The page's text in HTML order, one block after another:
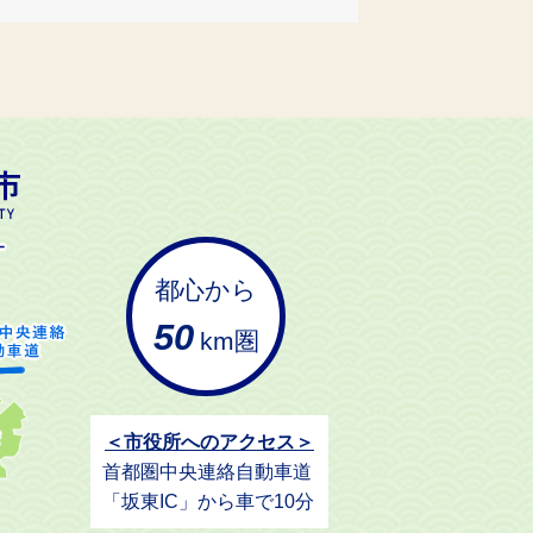
都心から
50 km圏
＜市役所へのアクセス＞
首都圏中央連絡自動車道
「坂東IC」から車で10分